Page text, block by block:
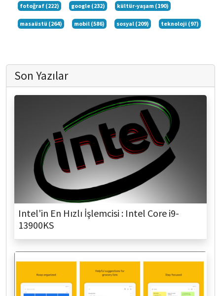
fotoğraf (222) google (232) kültür-yaşam (190)
masaüstü (264) mobil (586) sosyal (209) teknoloji (97)
Son Yazılar
Intel'in En Hızlı İşlemcisi : Intel Core i9-
13900KS